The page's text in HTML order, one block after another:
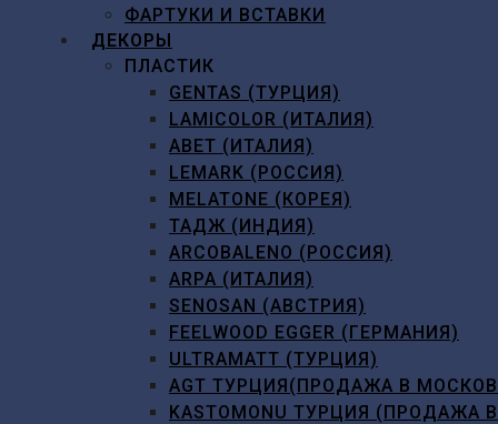
ФАРТУКИ И ВСТАВКИ
ДЕКОРЫ
ПЛАСТИК
GENTAS (ТУРЦИЯ)
LAMICOLOR (ИТАЛИЯ)
ABET (ИТАЛИЯ)
LEMARK (РОССИЯ)
MELATONE (КОРЕЯ)
ТАДЖ (ИНДИЯ)
ARCOBALENO (РОССИЯ)
ARPA (ИТАЛИЯ)
SENOSAN (АВСТРИЯ)
FEELWOOD EGGER (ГЕРМАНИЯ)
ULTRAMATT (ТУРЦИЯ)
AGT ТУРЦИЯ(ПРОДАЖА В
KASTOMONU ТУРЦИЯ